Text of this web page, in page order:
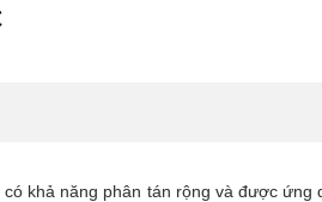
khả năng phân tán rộng và được ứng